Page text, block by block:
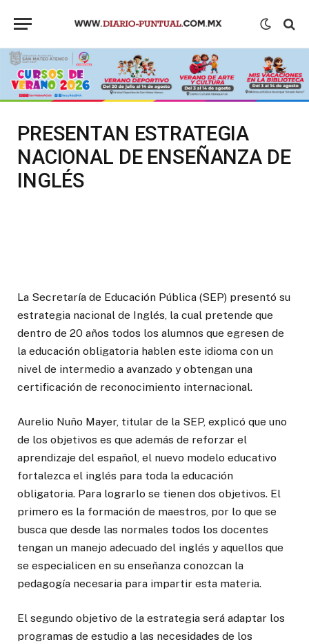
PRESENTAN ESTRATEGIA
NACIONAL DE ENSEÑANZA DE
INGLÉS
La Secretaría de Educación Pública (SEP) presentó su
estrategia nacional de Inglés, la cual pretende que
dentro de 20 años todos los alumnos que egresen de
la educación obligatoria hablen este idioma con un
nivel de intermedio a avanzado y obtengan una
certificación de reconocimiento internacional.
Aurelio Nuño Mayer, titular de la SEP, explicó que uno
de los objetivos es que además de reforzar el
aprendizaje del español, el nuevo modelo educativo
fortalezca el inglés para toda la educación
obligatoria. Para lograrlo se tienen dos objetivos. El
primero es la formación de maestros, por lo que se
busca que desde las normales todos los docentes
tengan un manejo adecuado del inglés y aquellos que
se especialicen en su enseñanza conozcan la
pedagogía necesaria para impartir esta materia.
El segundo objetivo de la estrategia será adaptar los
programas de estudio a las necesidades de los